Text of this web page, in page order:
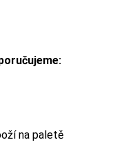
na paletě